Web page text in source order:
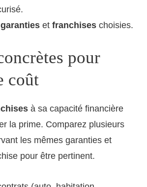
et franchises choisies.
pour
coût
à sa capacité financière
la prime. Comparez plusieurs
les mêmes garanties et
pour être pertinent.